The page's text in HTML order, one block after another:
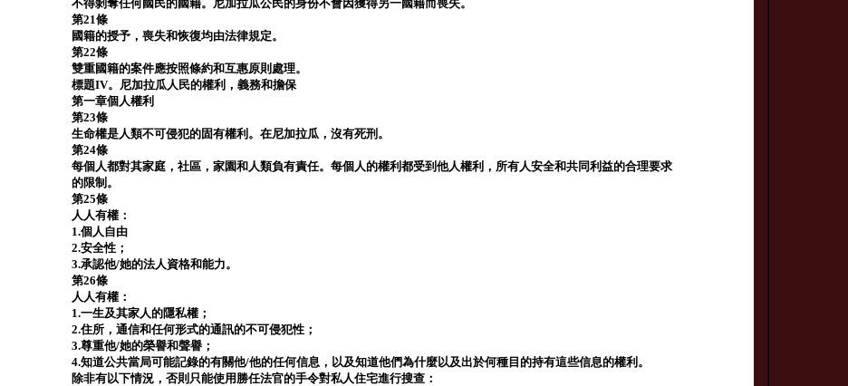
不得剝奪任何國民的國籍。尼加拉瓜公民的身份不會因獲得另一國籍而喪失。
第21條
國籍的授予，喪失和恢復均由法律規定。
第22條
雙重國籍的案件應按照條約和互惠原則處理。
標題IV。尼加拉瓜人民的權利，義務和擔保
第一章個人權利
第23條
生命權是人類不可侵犯的固有權利。在尼加拉瓜，沒有死刑。
第24條
每個人都對其家庭，社區，家園和人類負有責任。每個人的權利都受到他人權利，所有人安全和共同利益的合理要求
的限制。
第25條
人人有權：
1.個人自由
2.安全性；
3.承認他/她的法人資格和能力。
第26條
人人有權：
1.一生及其家人的隱私權；
2.住所，通信和任何形式的通訊的不可侵犯性；
3.尊重他/她的榮譽和聲譽；
4.知道公共當局可能記錄的有關他/他的任何信息，以及知道他們為什麼以及出於何種目的持有這些信息的權利。
除非有以下情況，否則只能使用勝任法官的手令對私人住宅進行搜查：